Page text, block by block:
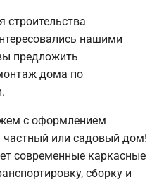
нашими
предложить
дома по
с оформлением
частный или садовый дом!
современные каркасные
сборку и